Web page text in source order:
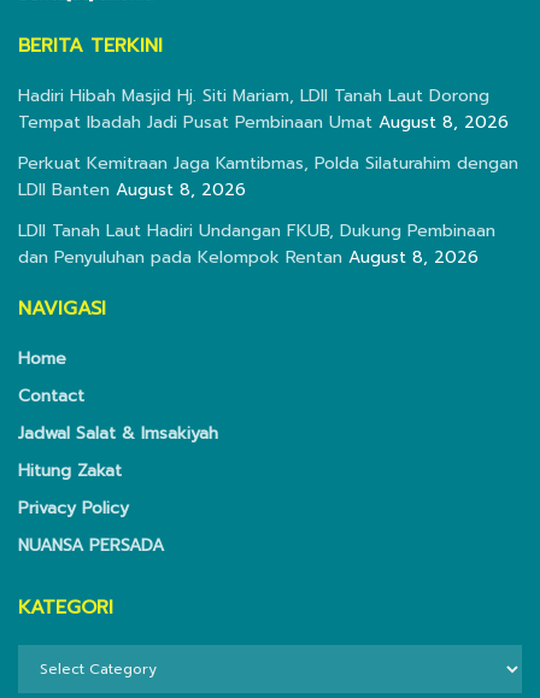
BERITA TERKINI
Hadiri Hibah Masjid Hj. Siti Mariam, LDII Tanah Laut Dorong
Tempat Ibadah Jadi Pusat Pembinaan Umat August 8, 2026
Perkuat Kemitraan Jaga Kamtibmas, Polda Silaturahim dengan
LDII Banten August 8, 2026
LDII Tanah Laut Hadiri Undangan FKUB, Dukung Pembinaan
dan Penyuluhan pada Kelompok Rentan August 8, 2026
NAVIGASI
Home
Contact
Jadwal Salat & Imsakiyah
Hitung Zakat
Privacy Policy
NUANSA PERSADA
KATEGORI